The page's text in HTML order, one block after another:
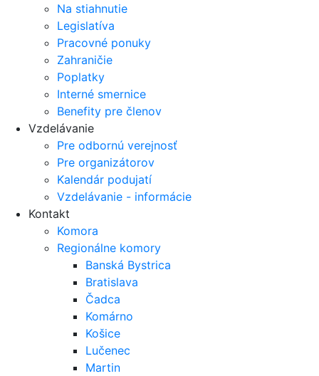
Na stiahnutie
Legislatíva
Pracovné ponuky
Zahraničie
Poplatky
Interné smernice
Benefity pre členov
Vzdelávanie
Pre odbornú verejnosť
Pre organizátorov
Kalendár podujatí
Vzdelávanie - informácie
Kontakt
Komora
Regionálne komory
Banská Bystrica
Bratislava
Čadca
Komárno
Košice
Lučenec
Martin